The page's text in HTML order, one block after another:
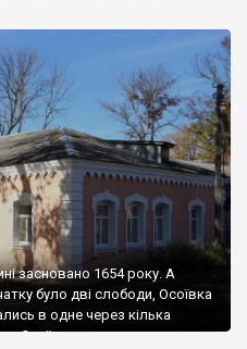
Козаки з’явились трохи
Іван Перекрестов
Маєток у 1704 […]
засновано 1654 року. А
було дві слободи, Осоївка
в одне через кілька
Осоївку заснував козак